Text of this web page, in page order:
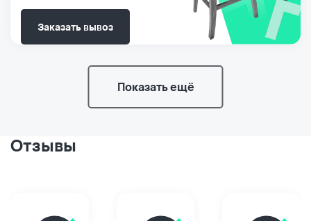
Заказать вывоз
Показать ещё
Отзывы